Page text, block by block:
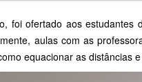
ofertado aos estudantes
aulas com as
equacionar as distâncias